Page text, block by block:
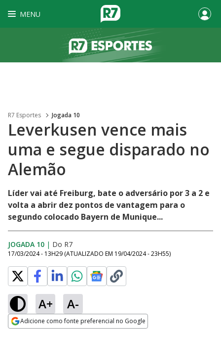
MENU
R7 Esportes Jogada 10
Leverkusen vence mais
uma e segue disparado no
Alemão
Líder vai até Freiburg, bate o adversário por 3 a 2 e
volta a abrir dez pontos de vantagem para o
segundo colocado Bayern de Munique...
JOGADA 10 | Do R7
17/03/2024 - 13H29 (ATUALIZADO EM 19/04/2024 - 23H55)
A+ A-
Adicione como fonte preferencial no Google